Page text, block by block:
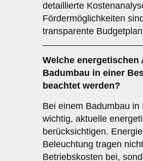
detaillierte
Fördermöglichkeiten
transparente
Welche energetischen
Badumbau in einer
beachtet werden?
Bei einem Badumbau
wichtig, aktuelle
berücksichtigen.
Beleuchtung tragen
Betriebskosten bei,